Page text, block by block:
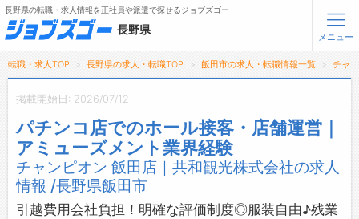
メニュー
トップ
詳細情報で求人を探す
タップで簡単に求人を探す
長野県の転職・求人情報を正社員や派遣で探せるジョブズゴー
長野県
メニュー
転職・求人TOP 長野県の求人・転職TOP 飯田市の求人・転職情報一覧 チャ
掲載開始日: 2026/07/12
パチンコ店でのホール接客・店舗運営｜
アミューズメント業界経験
チャンピオン 飯田店｜共和観光株式会社の求人
情報 /長野県飯田市
引越費用会社負担！明確な評価制度◎服装自由♪残業